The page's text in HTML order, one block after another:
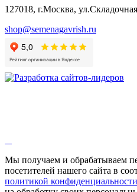
Валериана
Валерианелла
Гибискус
Девясил
Душица
Змееголовник
Мыльнянка
Мята
Овсяный корень
127018, г.Москва,
shop@semenagavrish.ru
Мы получаем и обрабатываем
посетителей нашего сайта в
политикой конфиденциальности